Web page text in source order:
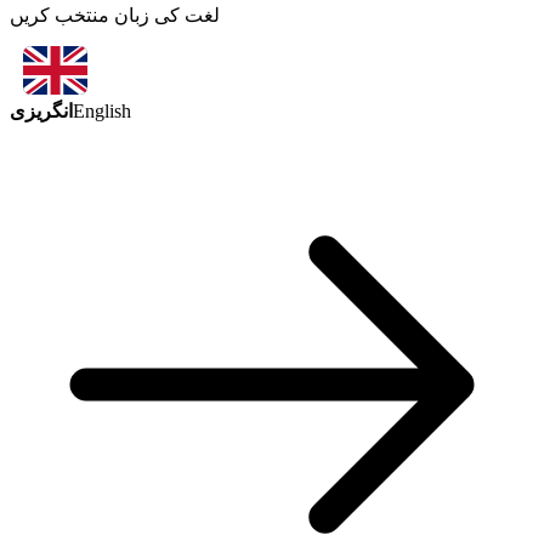
لغت کی زبان منتخب کریں
انگریزی English